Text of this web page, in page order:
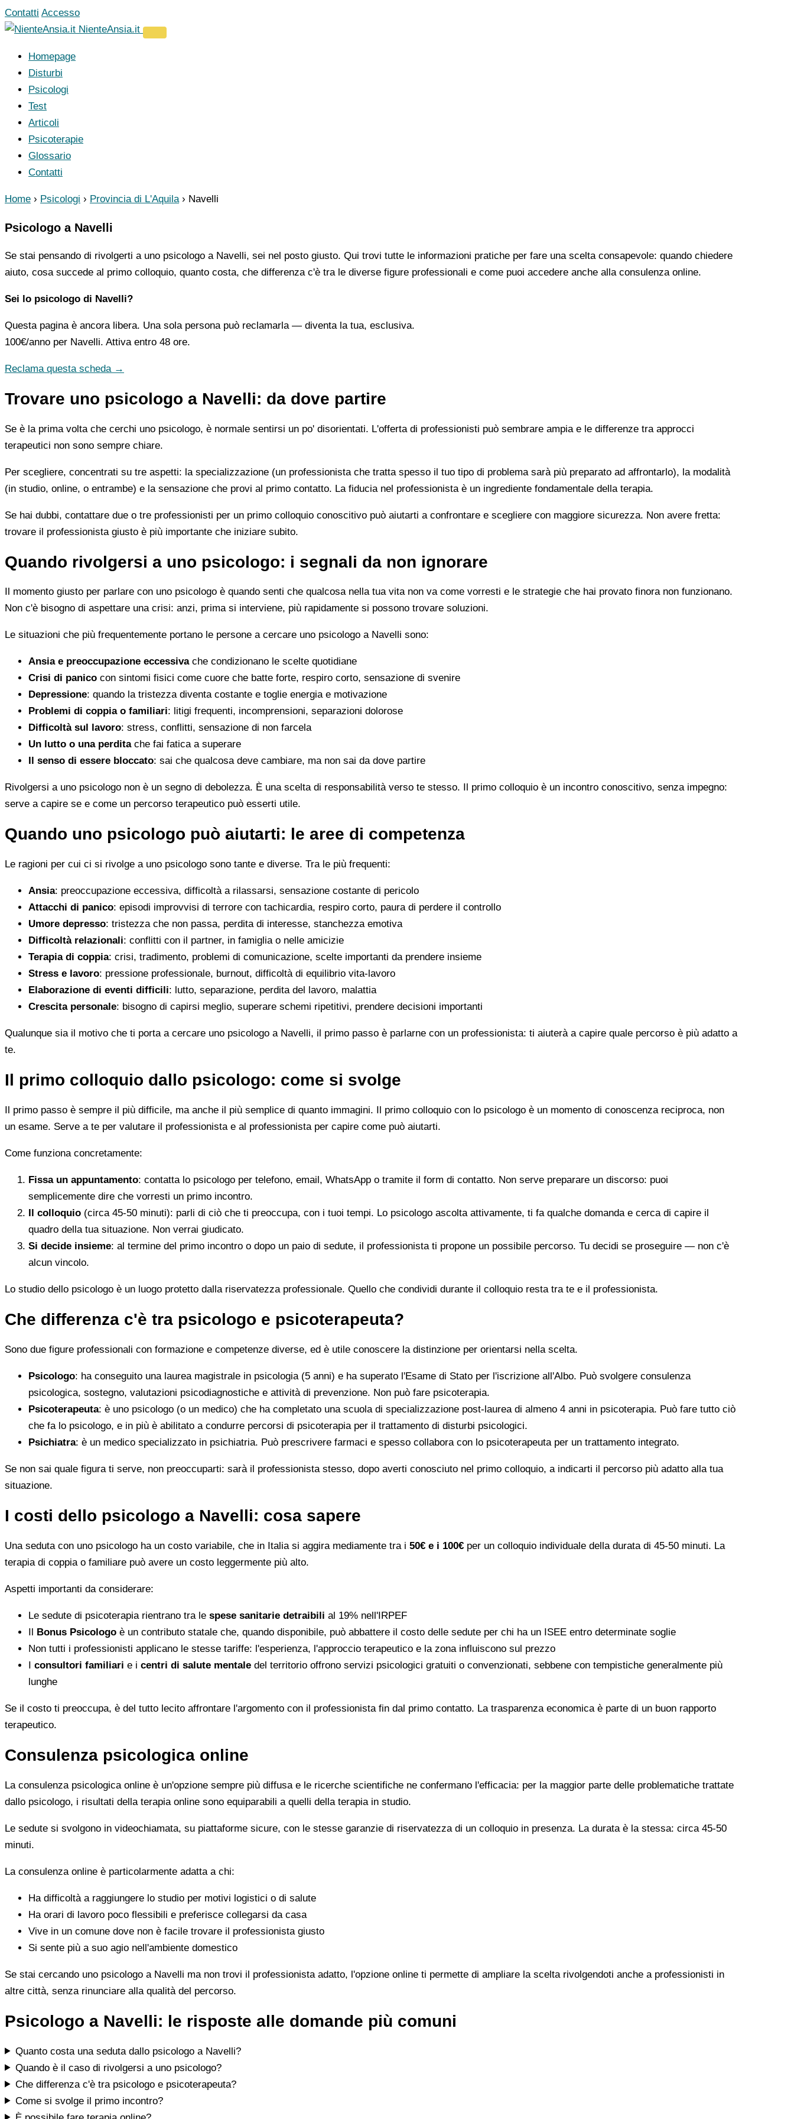
Vai
al
Contatti Accesso
NienteAnsia.it
Homepage
Disturbi
Psicologi
Test
Articoli
Psicoterapie
Glossario
Contatti
Home › Psicologi › Provincia di L'Aquila › Navelli
Psicologo a Navelli
Se stai pensando di rivolgerti a uno psicologo a Navelli, sei nel posto giusto. Qui trovi tutte le informazioni pratiche per fare una scelta consapevole: quando chiedere
aiuto, cosa succede al primo colloquio, quanto costa, che differenza c'è tra le diverse figure professionali e come puoi accedere anche alla consulenza online.
Sei lo psicologo di Navelli?
Questa pagina è ancora libera. Una sola persona può reclamarla — diventa la tua, esclusiva.
100€/anno per Navelli. Attiva entro 48 ore.
Reclama questa scheda →
Trovare uno psicologo a Navelli: da dove partire
Se è la prima volta che cerchi uno psicologo, è normale sentirsi un po' disorientati. L'offerta di professionisti può sembrare ampia e le differenze tra approcci
terapeutici non sono sempre chiare.
Per scegliere, concentrati su tre aspetti: la specializzazione (un professionista che tratta spesso il tuo tipo di problema sarà più preparato ad affrontarlo), la modalità
(in studio, online, o entrambe) e la sensazione che provi al primo contatto. La fiducia nel professionista è un ingrediente fondamentale della terapia.
Se hai dubbi, contattare due o tre professionisti per un primo colloquio conoscitivo può aiutarti a confrontare e scegliere con maggiore sicurezza. Non avere fretta:
trovare il professionista giusto è più importante che iniziare subito.
Quando rivolgersi a uno psicologo: i segnali da non ignorare
Il momento giusto per parlare con uno psicologo è quando senti che qualcosa nella tua vita non va come vorresti e le strategie che hai provato finora non funzionano.
Non c'è bisogno di aspettare una crisi: anzi, prima si interviene, più rapidamente si possono trovare soluzioni.
Le situazioni che più frequentemente portano le persone a cercare uno psicologo a Navelli sono:
Ansia e preoccupazione eccessivache condizionano le scelte quotidiane
Crisi di panico con sintomi fisici come cuore che batte forte, respiro corto, sensazione di svenire
Depressione: quando la tristezza diventa costante e toglie energia e motivazione
Problemi di coppia o familiari: litigi frequenti, incomprensioni, separazioni dolorose
Difficoltà sul lavoro: stress, conflitti, sensazione di non farcela
Un lutto o una perditache fai fatica a superare
Il senso di essere bloccato: sai che qualcosa deve cambiare, ma non sai da dove partire
Rivolgersi a uno psicologo non è un segno di debolezza. È una scelta di responsabilità verso te stesso. Il primo colloquio è un incontro conoscitivo, senza impegno:
serve a capire se e come un percorso terapeutico può esserti utile.
Quando uno psicologo può aiutarti: le aree di competenza
Le ragioni per cui ci si rivolge a uno psicologo sono tante e diverse. Tra le più frequenti:
Ansia: preoccupazione eccessiva, difficoltà a rilassarsi, sensazione costante di pericolo
Attacchi di panico: episodi improvvisi di terrore con tachicardia, respiro corto, paura di perdere il controllo
Umore depresso: tristezza che non passa, perdita di interesse, stanchezza emotiva
Difficoltà relazionali: conflitti con il partner, in famiglia o nelle amicizie
Terapia di coppia: crisi, tradimento, problemi di comunicazione, scelte importanti da prendere insieme
Stress e lavoro: pressione professionale, burnout, difficoltà di equilibrio vita-lavoro
Elaborazione di eventi difficili: lutto, separazione, perdita del lavoro, malattia
Crescita personale: bisogno di capirsi meglio, superare schemi ripetitivi, prendere decisioni importanti
Qualunque sia il motivo che ti porta a cercare uno psicologo a Navelli, il primo passo è parlarne con un professionista: ti aiuterà a capire quale percorso è più adatto a
te.
Il primo colloquio dallo psicologo: come si svolge
Il primo passo è sempre il più difficile, ma anche il più semplice di quanto immagini. Il primo colloquio con lo psicologo è un momento di conoscenza reciproca, non
un esame. Serve a te per valutare il professionista e al professionista per capire come può aiutarti.
Come funziona concretamente:
Fissa un appuntamento: contatta lo psicologo per telefono, email, WhatsApp o tramite il form di contatto. Non serve preparare un discorso: puoi
semplicemente dire che vorresti un primo incontro.
Il colloquio (circa 45-50 minuti): parli di ciò che ti preoccupa, con i tuoi tempi. Lo psicologo ascolta attivamente, ti fa qualche domanda e cerca di capire il
quadro della tua situazione. Non verrai giudicato.
Si decide insieme: al termine del primo incontro o dopo un paio di sedute, il professionista ti propone un possibile percorso. Tu decidi se proseguire — non c'è
alcun vincolo.
Lo studio dello psicologo è un luogo protetto dalla riservatezza professionale. Quello che condividi durante il colloquio resta tra te e il professionista.
Che differenza c'è tra psicologo e psicoterapeuta?
Sono due figure professionali con formazione e competenze diverse, ed è utile conoscere la distinzione per orientarsi nella scelta.
Psicologo: ha conseguito una laurea magistrale in psicologia (5 anni) e ha superato l'Esame di Stato per l'iscrizione all'Albo. Può svolgere consulenza
psicologica, sostegno, valutazioni psicodiagnostiche e attività di prevenzione. Non può fare psicoterapia.
Psicoterapeuta: è uno psicologo (o un medico) che ha completato una scuola di specializzazione post-laurea di almeno 4 anni in psicoterapia. Può fare tutto ciò
che fa lo psicologo, e in più è abilitato a condurre percorsi di psicoterapia per il trattamento di disturbi psicologici.
Psichiatra: è un medico specializzato in psichiatria. Può prescrivere farmaci e spesso collabora con lo psicoterapeuta per un trattamento integrato.
Se non sai quale figura ti serve, non preoccuparti: sarà il professionista stesso, dopo averti conosciuto nel primo colloquio, a indicarti il percorso più adatto alla tua
situazione.
I costi dello psicologo a Navelli: cosa sapere
Una seduta con uno psicologo ha un costo variabile, che in Italia si aggira mediamente tra i 50€ e i 100€ per un colloquio individuale della durata di 45-50 minuti. La
terapia di coppia o familiare può avere un costo leggermente più alto.
Aspetti importanti da considerare:
Le sedute di psicoterapia rientrano tra le spese sanitarie detraibili al 19% nell'IRPEF
Il Bonus Psicologo è un contributo statale che, quando disponibile, può abbattere il costo delle sedute per chi ha un ISEE entro determinate soglie
Non tutti i professionisti applicano le stesse tariffe: l'esperienza, l'approccio terapeutico e la zona influiscono sul prezzo
I consultori familiari e i centri di salute mentale del territorio offrono servizi psicologici gratuiti o convenzionati, sebbene con tempistiche generalmente più
lunghe
Se il costo ti preoccupa, è del tutto lecito affrontare l'argomento con il professionista fin dal primo contatto. La trasparenza economica è parte di un buon rapporto
terapeutico.
Consulenza psicologica online
La consulenza psicologica online è un'opzione sempre più diffusa e le ricerche scientifiche ne confermano l'efficacia: per la maggior parte delle problematiche trattate
dallo psicologo, i risultati della terapia online sono equiparabili a quelli della terapia in studio.
Le sedute si svolgono in videochiamata, su piattaforme sicure, con le stesse garanzie di riservatezza di un colloquio in presenza. La durata è la stessa: circa 45-50
minuti.
La consulenza online è particolarmente adatta a chi:
Ha difficoltà a raggiungere lo studio per motivi logistici o di salute
Ha orari di lavoro poco flessibili e preferisce collegarsi da casa
Vive in un comune dove non è facile trovare il professionista giusto
Si sente più a suo agio nell'ambiente domestico
Se stai cercando uno psicologo a Navelli ma non trovi il professionista adatto, l'opzione online ti permette di ampliare la scelta rivolgendoti anche a professionisti in
altre città, senza rinunciare alla qualità del percorso.
Psicologo a Navelli: le risposte alle domande più comuni
Quanto costa una seduta dallo psicologo a Navelli?
Quando è il caso di rivolgersi a uno psicologo?
Che differenza c'è tra psicologo e psicoterapeuta?
Come si svolge il primo incontro?